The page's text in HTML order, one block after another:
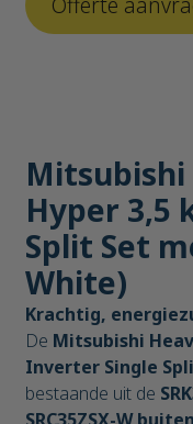
Mitsubishi
Hyper 3,5
Split Set
White)
Krachtig,
De Mitsubishi
Inverter Single
bestaande uit de